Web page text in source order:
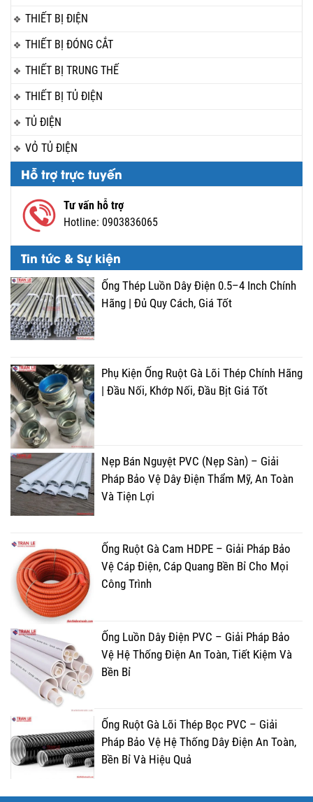
THIẾT BỊ ĐIỆN
THIẾT BỊ ĐÓNG CẮT
THIẾT BỊ TRUNG THẾ
THIẾT BỊ TỦ ĐIỆN
TỦ ĐIỆN
VỎ TỦ ĐIỆN
Hỗ trợ trực tuyến
Tư vấn hỗ trợ
Hotline: 0903836065
Tin tức & Sự kiện
Ống Thép Luồn Dây Điện 0.5–4 Inch Chính
Hãng | Đủ Quy Cách, Giá Tốt
Phụ Kiện Ống Ruột Gà Lõi Thép Chính Hãng
| Đầu Nối, Khớp Nối, Đầu Bịt Giá Tốt
Nẹp Bán Nguyệt PVC (Nẹp Sàn) – Giải
Pháp Bảo Vệ Dây Điện Thẩm Mỹ, An Toàn
Và Tiện Lợi
Ống Ruột Gà Cam HDPE – Giải Pháp Bảo
Vệ Cáp Điện, Cáp Quang Bền Bỉ Cho Mọi
Công Trình
Ống Luồn Dây Điện PVC – Giải Pháp Bảo
Vệ Hệ Thống Điện An Toàn, Tiết Kiệm Và
Bền Bỉ
Ống Ruột Gà Lõi Thép Bọc PVC – Giải
Pháp Bảo Vệ Hệ Thống Dây Điện An Toàn,
Bền Bỉ Và Hiệu Quả